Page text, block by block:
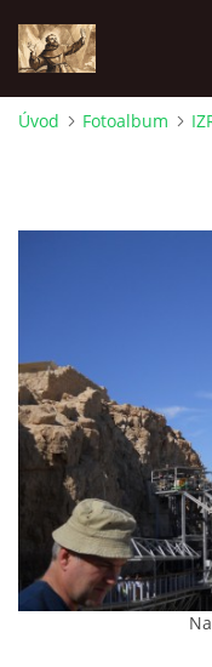
PASTORAČNÍ RADA
SPRAVOVANÉ FARNOSTI
HISTORIE FARNOSTÍ
POŘAD BOHOSLUŽEB
Úvod Fotoalbum